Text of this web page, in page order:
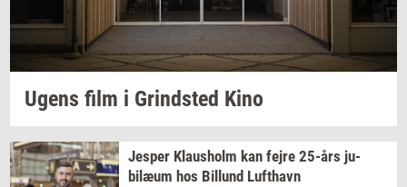
Ugens film i Grind­sted Kino
Jes­per Klaus­holm kan fejre 25-års ju­
bilæum hos Bil­lund Luft­havn